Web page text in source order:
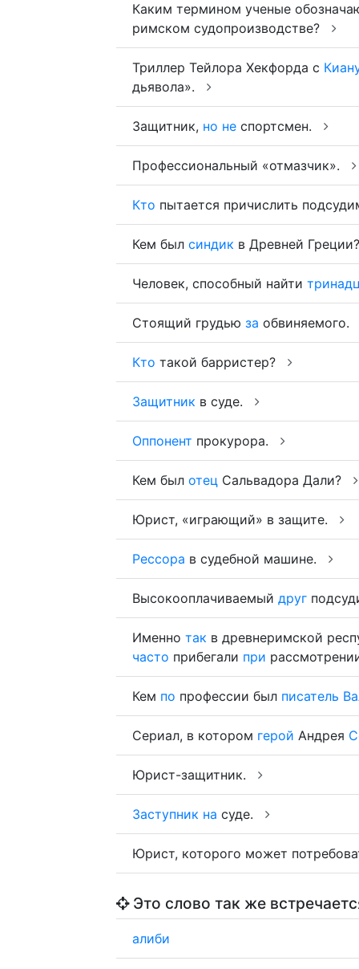
Каким термином ученые
римском судопроизводстве?
Триллер Тейлора Хекфорда с
дьявола».
Защитник, но не спортсмен.
Профессиональный «отмазчик».
Кто пытается причислить
Кем был синдик в Древней
Человек, способный найти
Стоящий грудью за обвиняемого.
Кто такой барристер?
Защитник в суде.
Оппонент прокурора.
Кем был отец Сальвадора Дали?
Юрист, «играющий» в защите.
Рессора в судебной машине.
Высокооплачиваемый друг
Именно так в древнеримской
часто прибегали при
Кем по профессии был писатель
Сериал, в котором герой Андрея
Юрист-защитник.
Заступник на суде.
Юрист, которого может
Это слово так же
алиби